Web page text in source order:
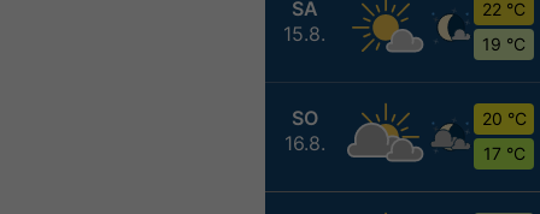
SA
15.8.
22 °C
19 °C
SO
16.8.
20 °C
17 °C